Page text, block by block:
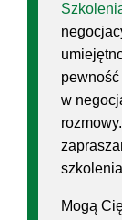
w
Mogą